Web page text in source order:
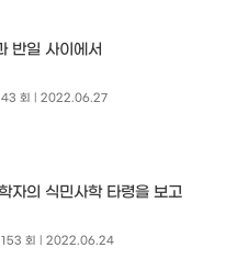
반일 사이에서
회
| 2022.06.27
자의 식민사학 타령을 보고
회
| 2022.06.24